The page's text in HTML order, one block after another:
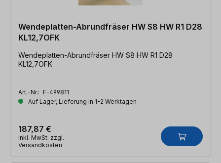
Wendeplatten-Abrundfräser HW S8 HW R1 D28
KL12,7OFK
Wendeplatten-Abrundfräser HW S8 HW R1 D28
KL12,7OFK
Art.-Nr.: F-499811
Auf Lager, Lieferung in 1-2 Werktagen
187,87 €
inkl. MwSt. zzgl.
Versandkosten